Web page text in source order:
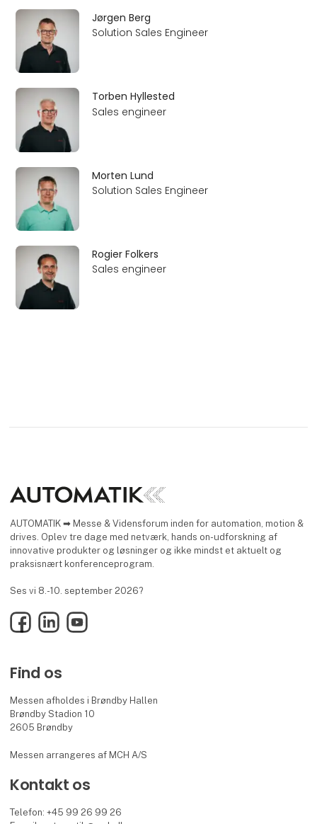
Jørgen Berg
Solution Sales Engineer
Torben Hyllested
Sales engineer
Morten Lund
Solution Sales Engineer
Rogier Folkers
Sales engineer
AUTOMATIK ➡ Messe & Vidensforum inden for automation, motion &
drives. Oplev tre dage med netværk, hands on-udforskning af
innovative produkter og løsninger og ikke mindst et aktuelt og
praksisnært konferenceprogram.
Ses vi 8.-10. september 2026?
FacebookLinkedInYouTube
Find os
Messen afholdes i Brøndby Hallen
Brøndby Stadion 10
2605 Brøndby
Messen arrangeres af MCH A/S
Kontakt os
Telefon: +45 99 26 99 26